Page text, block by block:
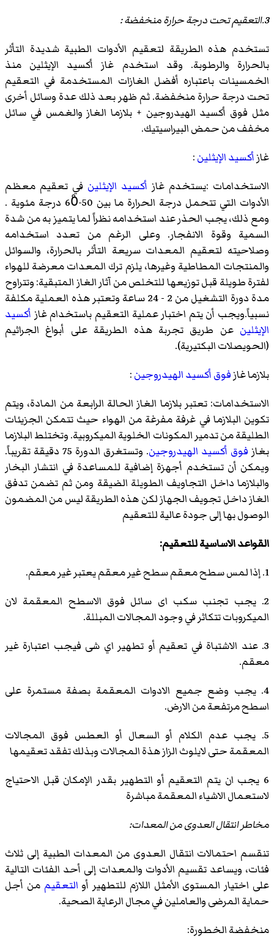
3.التعقيم تحت درجة حرارة منخفضة :
تستخدم هذه الطريقة لتعقيم الأدوات الطبية شديدة التأثر
بالحرارة والرطوبة. وقد استخدم غاز أكسيد الإيثلين منذ
الخمسينات باعتباره أفضل الغازات المستخدمة في التعقيم
تحت درجة حرارة منخفضة. ثم ظهر بعد ذلك عدة وسائل أخرى
مثل فوق أكسيد الهيدروجين + بلازما الغاز والغمس في سائل
مخفف من حمض البيراسيتيك.
غازأكسيد الإيثلين:
الاستخدامات :يستخدم غاز أكسيد الإيثلين في تعقيم معظم
الأدوات التي تتحمل درجة الحرارة ما بين 50-60ْ درجة مئوية .
ومع ذلك، يجب الحذر عند استخدامه نظراً لما يتميز به من شدة
السمية وقوة الانفجار. وعلى الرغم من تعدد استخدامه
وصلاحيته لتعقيم المعدات سريعة التأثر بالحرارة، والسوائل
والمنتجات المطاطية وغيرها، يلزم ترك المعدات معرضة للهواء
لفترة طويلة قبل توزيعها للتخلص من آثار الغاز المتبقية: وتتراوح
مدة دورة التشغيل من 2 - 24 ساعة وتعتبر هذه العملية مكلفة
نسبياً.ويجب أن يتم اختبار عملية التعقيم باستخدام غاز أكسيد
الإيثلين عن طريق تجربة هذه الطريقة على أبواغ الجراثيم
(الحويصلات البكتيرية).
بلازما غازفوق أكسيد الهيدروجين:
الاستخدامات: تعتبر بلازما الغاز الحالة الرابعة من المادة، ويتم
تكوين البلازما في غرفة مفرغة من الهواء حيث تتمكن الجزيئات
الطليقة من تدمير المكونات الخلوية الميكروبية. وتختلط البلازما
بغاز فوق أكسيد الهيدروجين
. وتستغرق الدورة 75 دقيقة تقريباً.
ويمكن أن تستخدم أجهزة إضافية للمساعدة في انتشار البخار
والبلازما داخل التجاويف الطويلة الضيقة ومن ثم تضمن تدفق
الغاز داخل تجويف الجهاز لكن هذه الطريقة ليس من المضمون
الوصول بها إلى جودة عالية للتعقيم
القواعد الاساسية للتعقيم:
1. إذا لمس سطح معقم سطح غير معقم يعتبر غير معقم.
2. يجب تجنب سكب اى سائل فوق الاسطح المعقمة لان
الميكروبات تتكاثر في وجود المجالات المبللة.
3. عند الاشتباة في تعقيم أو تطهير اي شى فيجب اعتبارة غير
معقم.
4. يجب وضع جميع الادوات المعقمة بصفة مستمرة على
اسطح مرتفعة من الارض.
5. يجب عدم الكلام أو السعال أو العطس فوق المجالات
المعقمة حتى لايلوث الزاز هذة المجالات وبذلك تفقد تعقيمها
6 يجب ان يتم التعقيم أو التطهير بقدر الإمكان قبل الاحتياج
لاستعمال الاشياء المعقمة مباشرة
مخاطر انتقال العدوى من المعدات:
تنقسم احتمالات انتقال العدوى من المعدات الطبية إلى ثلاث
فئات، ويساعد تقسيم الأدوات والمعدات إلى أحد الفئات التالية
على اختيار المستوى الأمثل اللازم للتطهير أو التعقيم من أجل
حماية المرضى والعاملين في مجال الرعاية الصحية.
منخفضة الخطورة: